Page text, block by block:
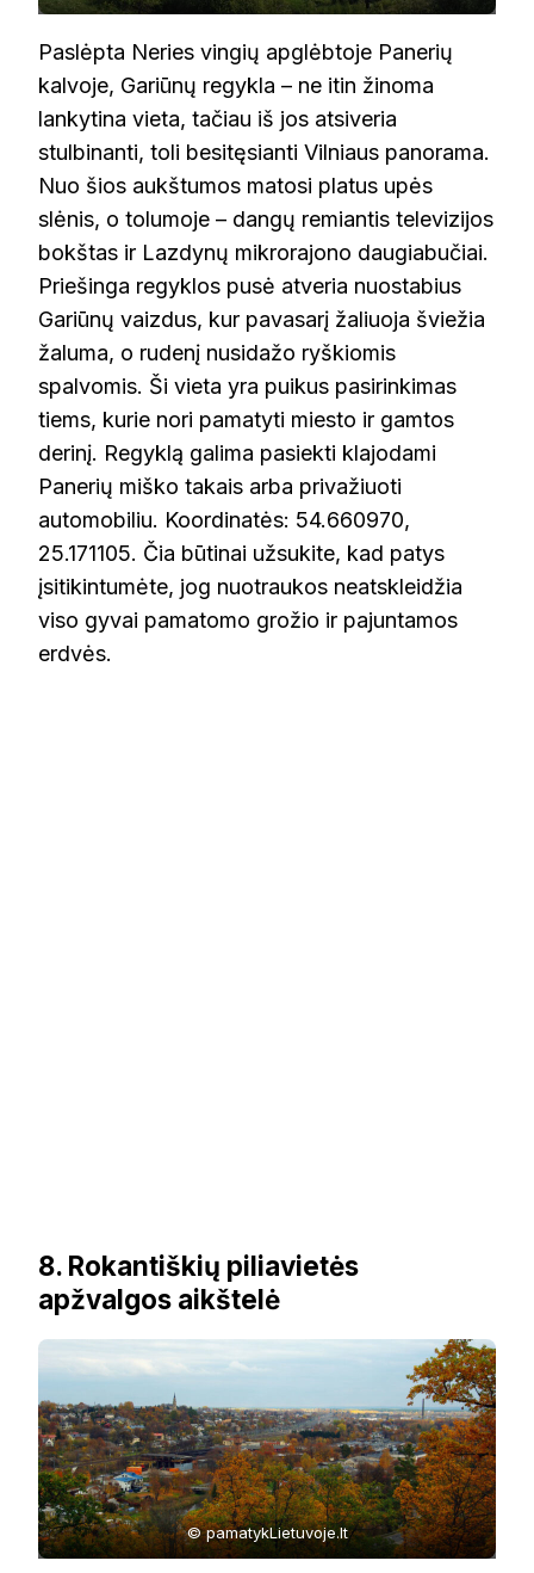
Paslėpta Neries vingių apglėbtoje Panerių
kalvoje, Gariūnų regykla – ne itin žinoma
lankytina vieta, tačiau iš jos atsiveria
stulbinanti, toli besitęsianti Vilniaus panorama.
Nuo šios aukštumos matosi platus upės
slėnis, o tolumoje – dangų remiantis televizijos
bokštas ir Lazdynų mikrorajono daugiabučiai.
Priešinga regyklos pusė atveria nuostabius
Gariūnų vaizdus, kur pavasarį žaliuoja šviežia
žaluma, o rudenį nusidažo ryškiomis
spalvomis. Ši vieta yra puikus pasirinkimas
tiems, kurie nori pamatyti miesto ir gamtos
derinį. Regyklą galima pasiekti klajodami
Panerių miško takais arba privažiuoti
automobiliu. Koordinatės: 54.660970,
25.171105. Čia būtinai užsukite, kad patys
įsitikintumėte, jog nuotraukos neatskleidžia
viso gyvai pamatomo grožio ir pajuntamos
erdvės.
8. Rokantiškių piliavietės
apžvalgos aikštelė
© pamatykLietuvoje.lt